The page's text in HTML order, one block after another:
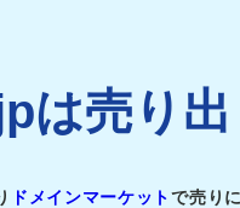
は売り
ドメインマーケットで売り